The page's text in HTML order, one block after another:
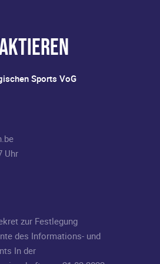
Sports VoG
Uhr
zur Festlegung
des Informations- und
In der